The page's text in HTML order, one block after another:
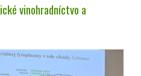
vinohradníctvo a